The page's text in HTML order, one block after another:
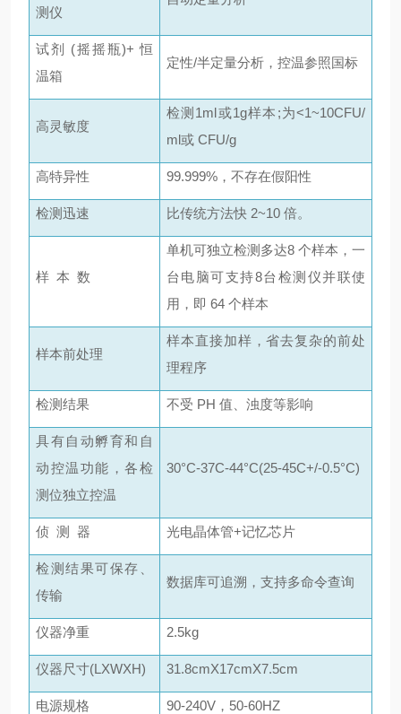
测仪
试剂 (摇摇瓶)+ 恒
温箱
定性/半定量分析，控温参照国标
高灵敏度
检测1ml或1g样本;为<1~10CFU/
ml或 CFU/g
高特异性 99.999%，不存在假阳性
检测迅速 比传统方法快 2~10 倍。
样 本 数
单机可独立检测多达8 个样本，一
台电脑可支持8台检测仪并联使
用，即 64 个样本
样本前处理
样本直接加样，省去复杂的前处
理程序
检测结果 不受 PH 值、浊度等影响
具有自动孵育和自
动控温功能，各检
测位独立控温
30°C-37C-44°C(25-45C+/-0.5°C)
侦 测 器 光电晶体管+记忆芯片
检测结果可保存、
传输
数据库可追溯，支持多命令查询
仪器净重 2.5kg
仪器尺寸(LXWXH) 31.8cmX17cmX7.5cm
电源规格 90-240V，50-60HZ